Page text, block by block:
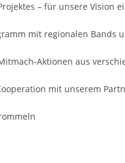
– für unsere Vision
mit regionalen Bands
Aktionen aus
mit unserem